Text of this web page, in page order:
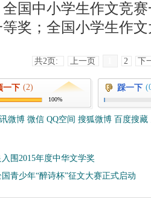
国中小学生作文竞
奖；全国小学生作
共2页: 上一页 2 下
一下 (2)
100%
踩一下
微博 微信 QQ空间 搜狐微博 百度搜藏
围2015年度中华文学奖
青少年“醉诗杯”征文大赛正式启动